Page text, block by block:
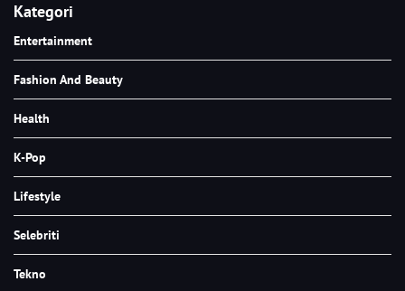
Kategori
Entertainment
Fashion And Beauty
Health
K-Pop
Lifestyle
Selebriti
Tekno